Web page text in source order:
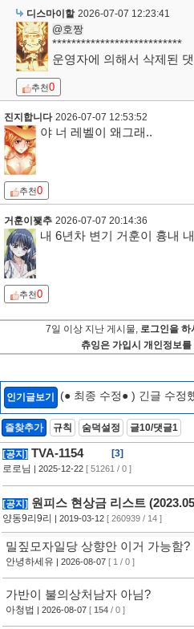
디스마이할 2026-07-07 12:23:41
@호짱
***************************
운영자에 의해서 삭제된
추천0
진지합니다 2026-07-07 12:53:52
야 너 레벨이 왜그래..
추천0
거훈이꽻추 2026-07-07 20:14:36
내 6년차 변기 거훈이 흉내
추천0
7일 이상 지난 게시물, 로그인을
츄잉은 가입시 개인정보
인기글보기 (● 최종 수정● ) 긴글 수정
즐찾추가 규칙 숨덕설정 글10/댓글1
[공지] TVA-1154
[3]
로로님 | 2025-12-22 [ 51261 / 0 ]
[공지] 원피스 현상금 리스트
양동9리9리
| 2019-03-12 [ 260939 / 14 ]
밀짚모자일당 상향안 이거 가능함?
안녕하세유 | 2026-08-07 [ 1 / 0 ]
가반이 불의상처남자 아님?
아청법 | 2026-08-07 [ 154 / 0 ]